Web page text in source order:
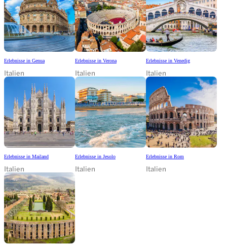
Erlebnisse in Genua
Italien
Erlebnisse in Verona
Italien
Erlebnisse in Venedig
Italien
Erlebnisse in Mailand
Italien
Erlebnisse in Jesolo
Italien
Erlebnisse in Rom
Italien